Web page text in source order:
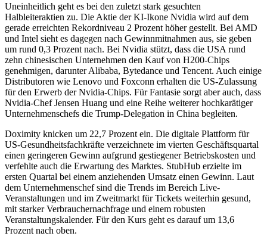
Uneinheitlich geht es bei den zuletzt stark gesuchten
Halbleiteraktien zu. Die Aktie der KI-Ikone Nvidia wird auf dem
gerade erreichten Rekordniveau 2 Prozent höher gestellt. Bei AMD
und Intel sieht es dagegen nach Gewinnmitnahmen aus, sie geben
um rund 0,3 Prozent nach. Bei Nvidia stützt, dass die USA rund
zehn chinesischen Unternehmen den Kauf von H200-Chips
genehmigen, darunter Alibaba, Bytedance und Tencent. Auch einige
Distributoren wie Lenovo und Foxconn erhalten die US-Zulassung
für den Erwerb der Nvidia-Chips. Für Fantasie sorgt aber auch, dass
Nvidia-Chef Jensen Huang und eine Reihe weiterer hochkarätiger
Unternehmenschefs die Trump-Delegation in China begleiten.
Doximity knicken um 22,7 Prozent ein. Die digitale Plattform für
US-Gesundheitsfachkräfte verzeichnete im vierten Geschäftsquartal
einen geringeren Gewinn aufgrund gestiegener Betriebskosten und
verfehlte auch die Erwartung des Marktes. StubHub erzielte im
ersten Quartal bei einem anziehenden Umsatz einen Gewinn. Laut
dem Unternehmenschef sind die Trends im Bereich Live-
Veranstaltungen und im Zweitmarkt für Tickets weiterhin gesund,
mit starker Verbrauchernachfrage und einem robusten
Veranstaltungskalender. Für den Kurs geht es darauf um 13,6
Prozent nach oben.